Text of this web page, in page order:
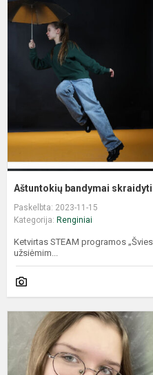
Aštuntokių bandymai
Paskelbta: 2023-11-15
Kategorija: Renginiai
Ketvirtas STEAM programos
užsiėmim...